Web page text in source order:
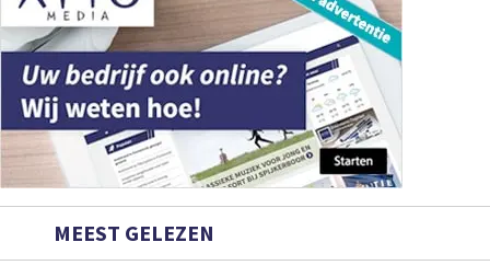
MEEST GELEZEN